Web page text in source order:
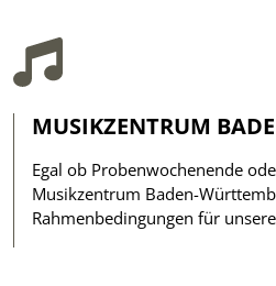
MUSIKZENTRUM
Egal ob Probenwochenende
Musikzentrum Baden-
Rahmenbedingungen für